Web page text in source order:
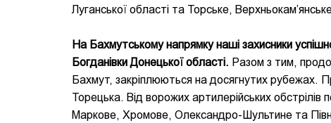
Луганської області та Торське,
На Бахмутському напрямку наші захисники
Богданівки Донецької області. Разом з тим,
Бахмут, закріплюються на досягнутих рубежах.
Торецька. Від ворожих артилерійських
Маркове, Хромове, Олександро-Шультине та